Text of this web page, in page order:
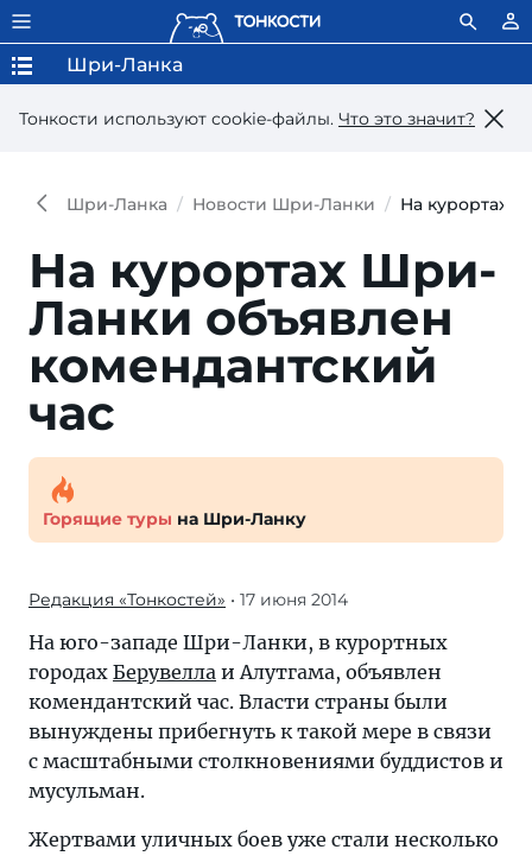
Тонкости используют сookie-файлы. Что это значит?
Шри-Ланка
Шри-Ланка Новости Шри-Ланки На курортах
На курортах Шри-
Ланки объявлен
комендантский
час
Горящие туры на Шри-Ланку
Редакция «Тонкостей» • 17 июня 2014
На юго-западе Шри-Ланки, в курортных
городах Берувелла и Алутгама, объявлен
комендантский час. Власти страны были
вынуждены прибегнуть к такой мере в связи
с масштабными столкновениями буддистов и
мусульман.
Жертвами уличных боев уже стали несколько